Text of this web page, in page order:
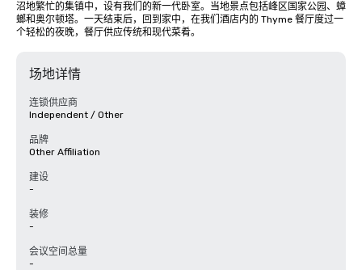
沼地繁忙的集镇中，设有我们的新一代卧室。当地景点包括峰区国家公园、蟑
螂和奥尔顿塔。一天结束后，回到家中，在我们酒店内的 Thyme 餐厅度过一
个轻松的夜晚，餐厅供应传统和现代菜肴。
场地详情
连锁供应商
Independent / Other
品牌
Other Affiliation
建设
-
装修
-
会议空间总量
-